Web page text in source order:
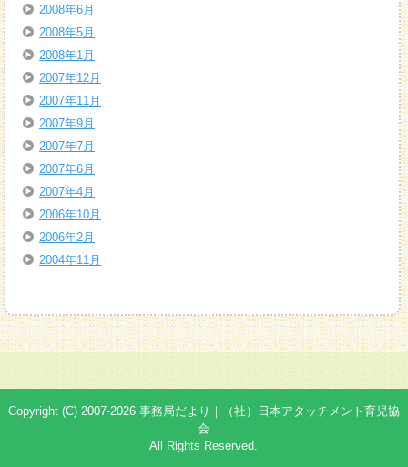
2008年6月
2008年5月
2008年1月
2007年12月
2007年11月
2007年9月
2007年7月
2007年6月
2007年4月
2006年10月
2006年2月
2004年11月
Copyright (C) 2007-2026 事務局だより｜（社）日本アタッチメント育児協
会
All Rights Reserved.